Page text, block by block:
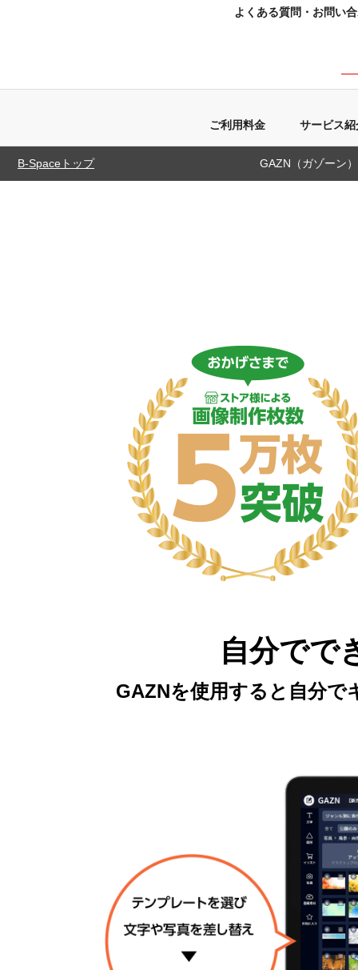
Yahoo!ショッピング対応よくある質問・お問い
ご利用料金 サービス紹
B-Spaceトップ GAZN（ガゾーン）
自分でで
GAZNを使用すると自分で